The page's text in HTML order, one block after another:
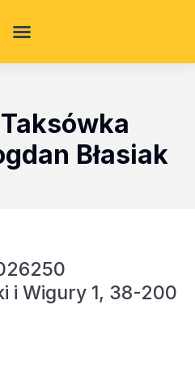
Błasiak
i Wigury 1, 38-200